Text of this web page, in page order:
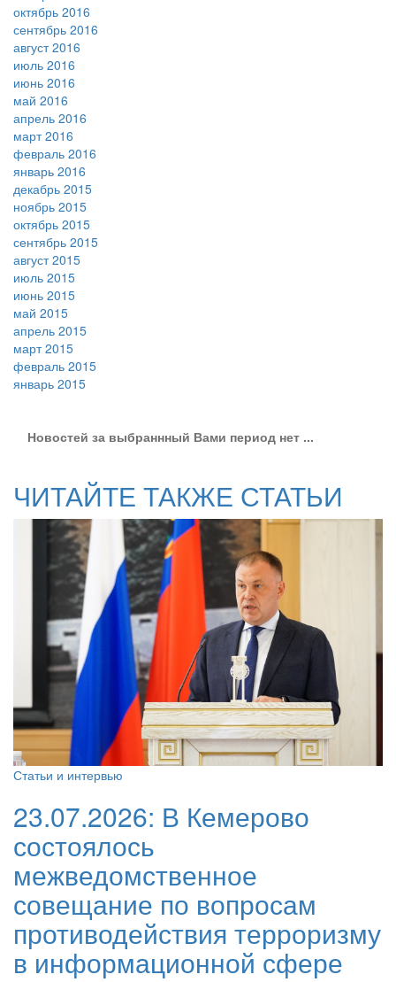
октябрь 2016
сентябрь 2016
август 2016
июль 2016
июнь 2016
май 2016
апрель 2016
март 2016
февраль 2016
январь 2016
декабрь 2015
ноябрь 2015
октябрь 2015
сентябрь 2015
август 2015
июль 2015
июнь 2015
май 2015
апрель 2015
март 2015
февраль 2015
январь 2015
Новостей за выбраннный Вами период нет ...
ЧИТАЙТЕ ТАКЖЕ СТАТЬИ
Статьи и интервью
23.07.2026: В Кемерово
состоялось
межведомственное
совещание по вопросам
противодействия терроризму
в информационной сфере